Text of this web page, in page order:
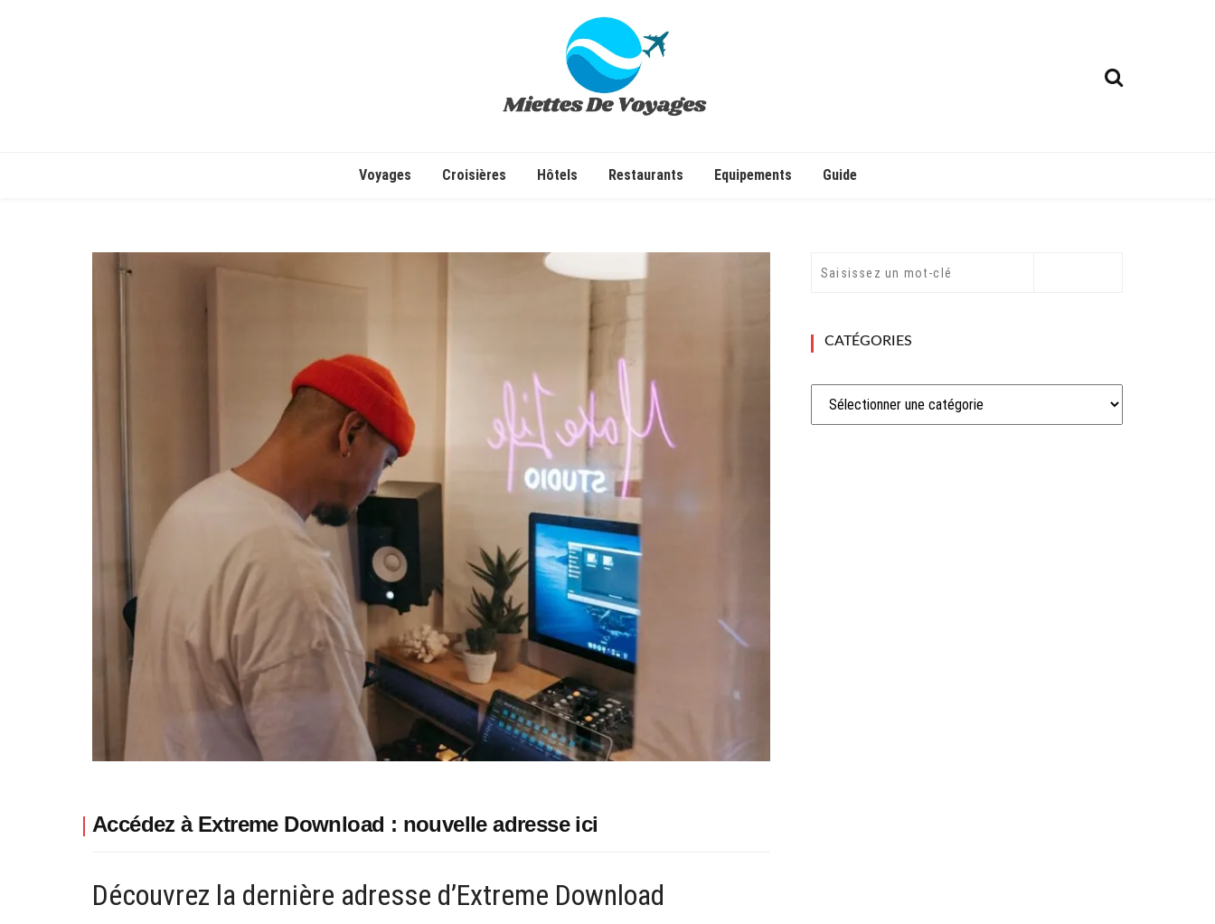
Voyages Croisières Hôtels Restaurants Equipements Guide
Accédez à Extreme Download : nouvelle adresse ici
Découvrez la dernière adresse d’Extreme Download
CATÉGORIES